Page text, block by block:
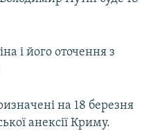
і його оточення з
на 18 березня
анексії Криму.